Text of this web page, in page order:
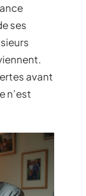
ses
avant
n’est